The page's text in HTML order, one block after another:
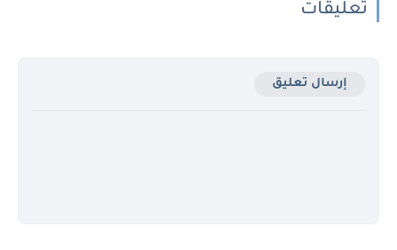
تعليقات
إرسال تعليق